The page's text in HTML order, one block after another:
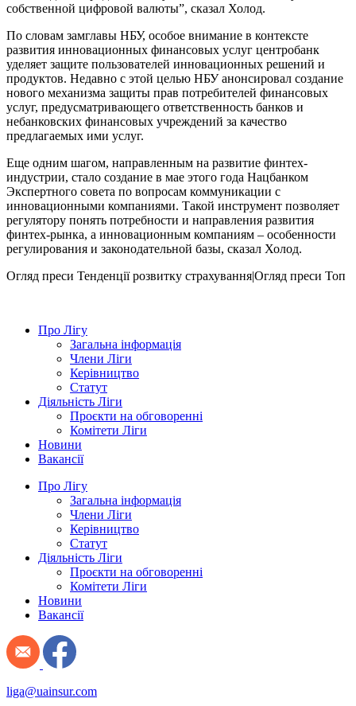
собственной цифровой валюты”, сказал Холод.
По словам замглавы НБУ, особое внимание в контексте
развития инновационных финансовых услуг центробанк
уделяет защите пользователей инновационных решений и
продуктов. Недавно с этой целью НБУ анонсировал создание
нового механизма защиты прав потребителей финансовых
услуг, предусматривающего ответственность банков и
небанковских финансовых учреждений за качество
предлагаемых ими услуг.
Еще одним шагом, направленным на развитие финтех-
индустрии, стало создание в мае этого года Нацбанком
Экспертного совета по вопросам коммуникации с
инновационными компаниями. Такой инструмент позволяет
регулятору понять потребности и направления развития
финтех-рынка, а инновационным компаниям – особенности
регулирования и законодательной базы, сказал Холод.
Огляд преси Тенденції розвитку страхування|Огляд преси Топ
Про Лігу
Загальна інформація
Члени Ліги
Керівництво
Статут
Діяльність Ліги
Проєкти на обговоренні
Комітети Ліги
Новини
Вакансії
Про Лігу
Загальна інформація
Члени Ліги
Керівництво
Статут
Діяльність Ліги
Проєкти на обговоренні
Комітети Ліги
Новини
Вакансії
liga@uainsur.com